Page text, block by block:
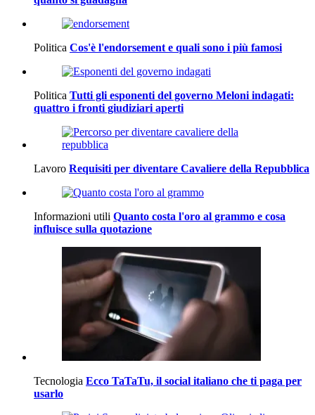
Politica Cos'è l'endorsement e quali sono i più famosi
Politica Tutti gli esponenti del governo Meloni indagati:
quattro i fronti giudiziari aperti
Lavoro Requisiti per diventare Cavaliere della Repubblica
Informazioni utili Quanto costa l'oro al grammo e cosa
influisce sulla quotazione
Tecnologia Ecco TaTaTu, il social italiano che ti paga per
usarlo